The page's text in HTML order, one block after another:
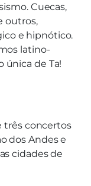
Cuecas,
outros,
e hipnótico.
latino-
única de Ta!
três concertos
dos Andes e
cidades de